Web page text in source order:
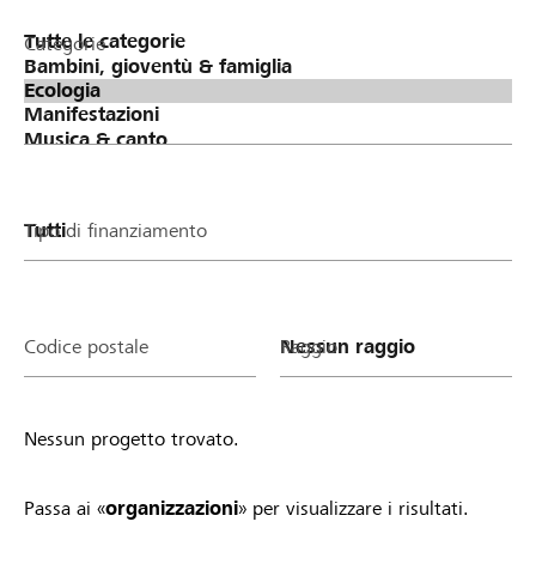
Categorie
Tipo di finanziamento
Codice postale Raggio
Nessun progetto trovato.
Passa ai «organizzazioni» per visualizzare i risultati.